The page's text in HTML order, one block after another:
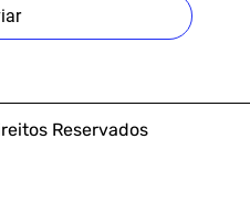
Reservados